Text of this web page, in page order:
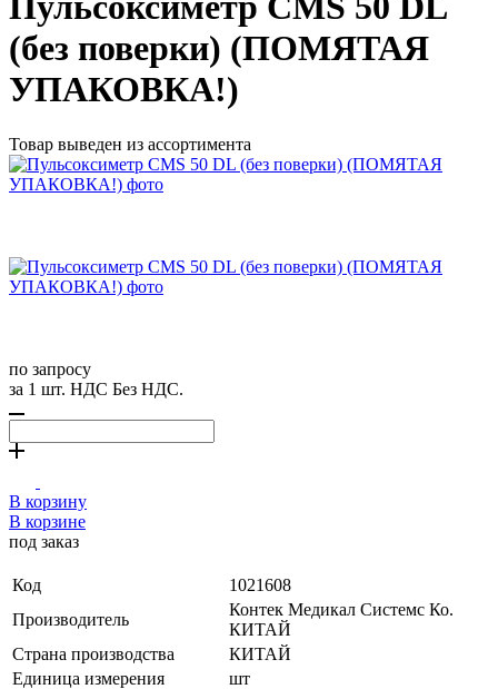
(без поверки) (ПОМЯТАЯ
УПАКОВКА!)
Товар выведен из ассортимента
по запросу
за 1 шт. НДС Без НДС.
В корзину
В корзине
под заказ
Код
1021608
Производитель
Контек Медикал Системс Ко.
КИТАЙ
Страна производства
КИТАЙ
Единица измерения
шт